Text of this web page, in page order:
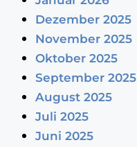
Dezember 2025
November 2025
Oktober 2025
September 2025
August 2025
Juli 2025
Juni 2025